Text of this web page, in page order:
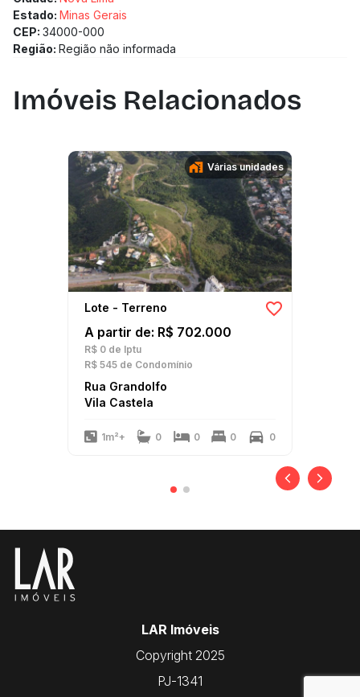
Estado: Minas Gerais
CEP: 34000-000
Região: Região não informada
Imóveis Relacionados
Várias unidades
Lote - Terreno
A partir de: R$ 702.000
R$ 0 de Iptu
R$ 545 de Condomínio
Rua Grandolfo
Vila Castela
1m²+ 0 0 0 0
LAR Imóveis
Copyright 2025
PJ-1341